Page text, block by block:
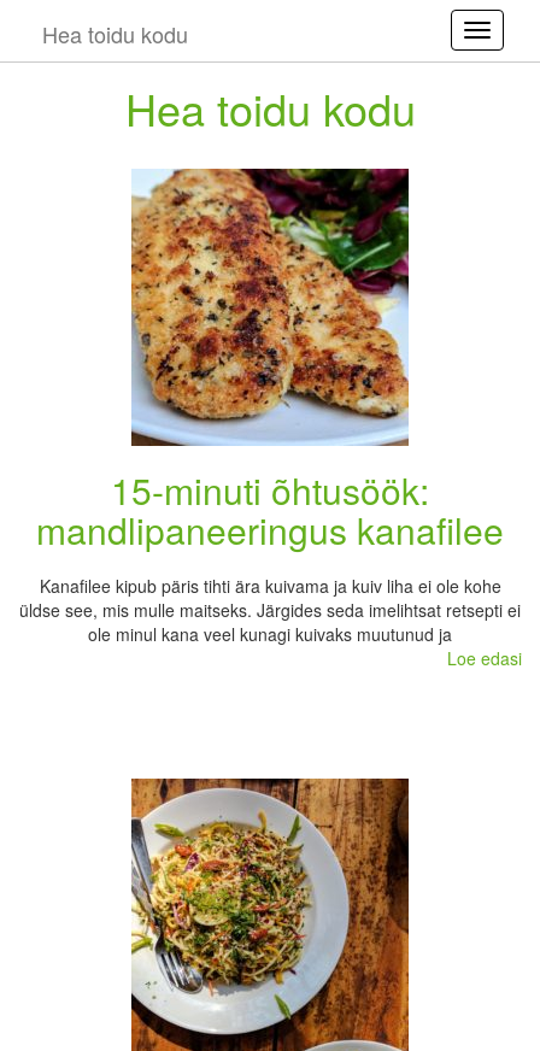
Hea toidu kodu
Hea toidu kodu
15-minuti õhtusöök:
mandlipaneeringus kanafilee
Kanafilee kipub päris tihti ära kuivama ja kuiv liha ei ole kohe
üldse see, mis mulle maitseks. Järgides seda imelihtsat retsepti ei
ole minul kana veel kunagi kuivaks muutunud ja
Loe edasi